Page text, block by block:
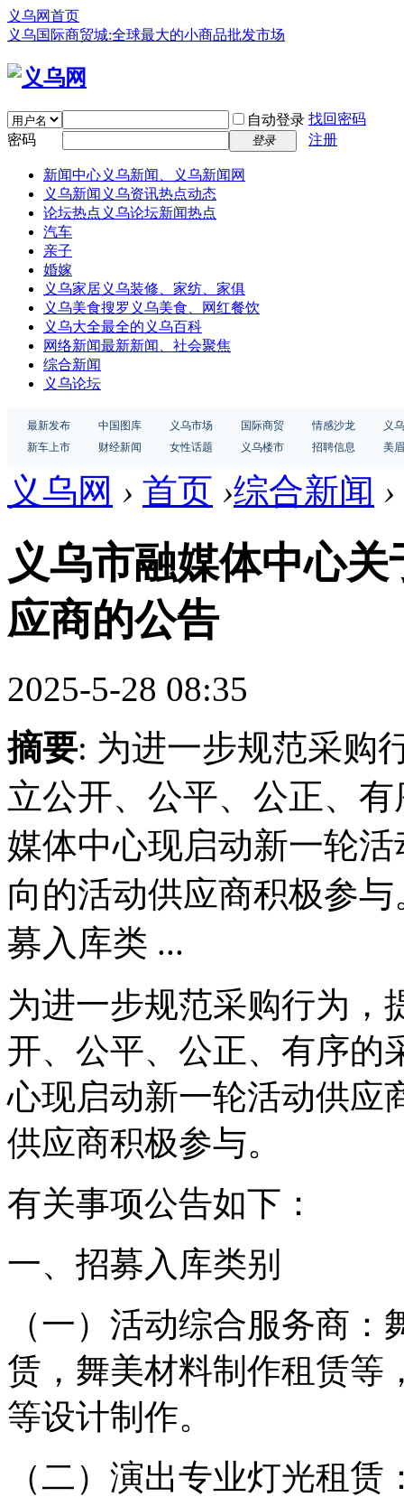
义乌网首页
义乌国际商贸城:全球最大的小商品批发市场
自动登录 找回密码
密码
登录 注册
新闻中心义乌新闻、义乌新闻网
义乌新闻 义乌资讯热点动态
论坛热点 义乌论坛新闻热点
汽车
亲子
婚嫁
义乌家居义乌装修、家纺、家俱
义乌美食搜罗义乌美食、网红餐饮
义乌大全最全的义乌百科
网络新闻最新新闻、社会聚焦
综合新闻
义乌论坛
最新发布 中国图库 义乌市场 国际商贸 情感沙龙
义
新车上市
财经新闻 女性话题 义乌楼市 招聘信息 美
义乌网 › 首页 ›综合新闻 ›
义乌市融媒体中心
应商的公告
2025-5-28 08:35
摘要: 为进一步规范采购
立公开、公平、公正、
媒体中心现启动新一轮
向的活动供应商积极参
募入库类 ...
为进一步规范采购行为，
开、公平、公正、有序的
心现启动新一轮活动供应
供应商积极参与。
有关事项公告如下：
一、招募入库类别
（一）活动综合服务商
赁，舞美材料制作租赁等
等设计制作。
（二）演出专业灯光租